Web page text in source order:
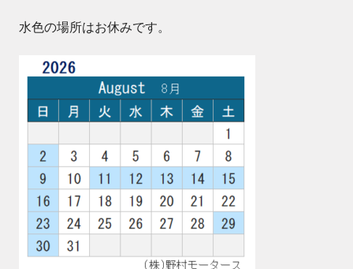
水色の場所はお休みです。